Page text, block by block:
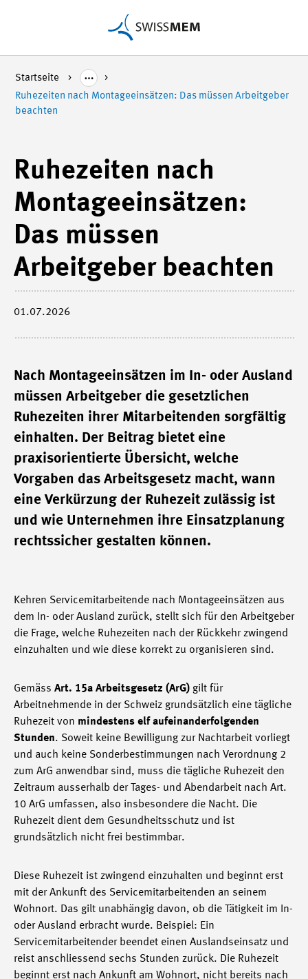
Startseite
Ruhezeiten nach Montageeinsätzen: Das müssen Arbeitgeber
beachten
Ruhezeiten nach
Montageeinsätzen:
Das müssen
Arbeitgeber beachten
01.07.2026
Nach Montageeinsätzen im In- oder Ausland
müssen Arbeitgeber die gesetzlichen
Ruhezeiten ihrer Mitarbeitenden sorgfältig
einhalten. Der Beitrag bietet eine
praxisorientierte Übersicht, welche
Vorgaben das Arbeitsgesetz macht, wann
eine Verkürzung der Ruhezeit zulässig ist
und wie Unternehmen ihre Einsatzplanung
rechtssicher gestalten können.
Kehren Servicemitarbeitende nach Montageeinsätzen aus
dem In- oder Ausland zurück, stellt sich für den Arbeitgeber
die Frage, welche Ruhezeiten nach der Rückkehr zwingend
einzuhalten und wie diese korrekt zu organisieren sind.
Gemäss Art. 15a Arbeitsgesetz (ArG) gilt für
Arbeitnehmende in der Schweiz grundsätzlich eine tägliche
Ruhezeit von mindestens elf aufeinanderfolgenden
Stunden. Soweit keine Bewilligung zur Nachtarbeit vorliegt
und auch keine Sonderbestimmungen nach Verordnung 2
zum ArG anwendbar sind, muss die tägliche Ruhezeit den
Zeitraum ausserhalb der Tages- und Abendarbeit nach Art.
10 ArG umfassen, also insbesondere die Nacht. Die
Ruhezeit dient dem Gesundheitsschutz und ist
grundsätzlich nicht frei bestimmbar.
Diese Ruhezeit ist zwingend einzuhalten und beginnt erst
mit der Ankunft des Servicemitarbeitenden an seinem
Wohnort. Das gilt unabhängig davon, ob die Tätigkeit im In-
oder Ausland erbracht wurde. Beispiel: Ein
Servicemitarbeitender beendet einen Auslandseinsatz und
reist anschliessend sechs Stunden zurück. Die Ruhezeit
beginnt erst nach Ankunft am Wohnort, nicht bereits nach